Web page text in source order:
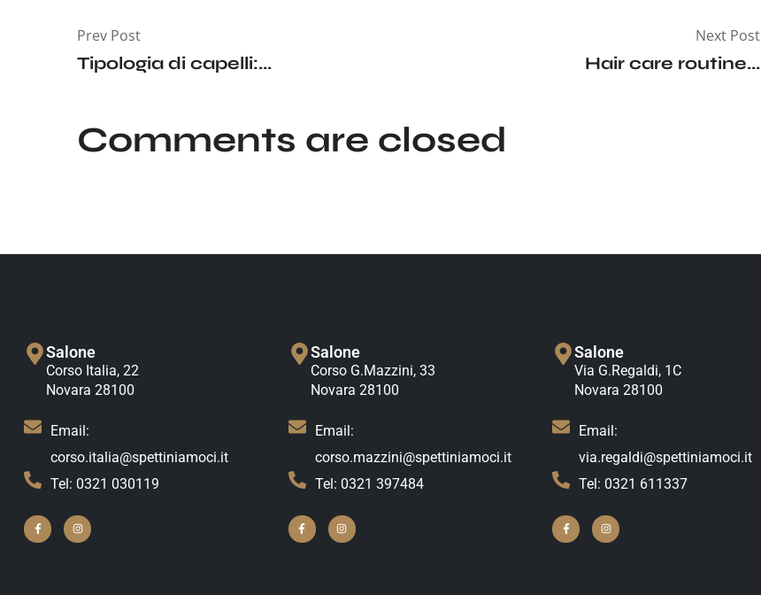
Prev Post
Tipologia di capelli:...
Next Post
Hair care routine...
Comments are closed
Salone
Corso Italia, 22
Novara 28100
Email:
corso.italia@spettiniamoci.it
Tel: 0321 030119
Salone
Corso G.Mazzini, 33
Novara 28100
Email:
corso.mazzini@spettiniamoci.it
Tel: 0321 397484
Salone
Via G.Regaldi, 1C
Novara 28100
Email:
via.regaldi@spettiniamoci.it
Tel: 0321 611337